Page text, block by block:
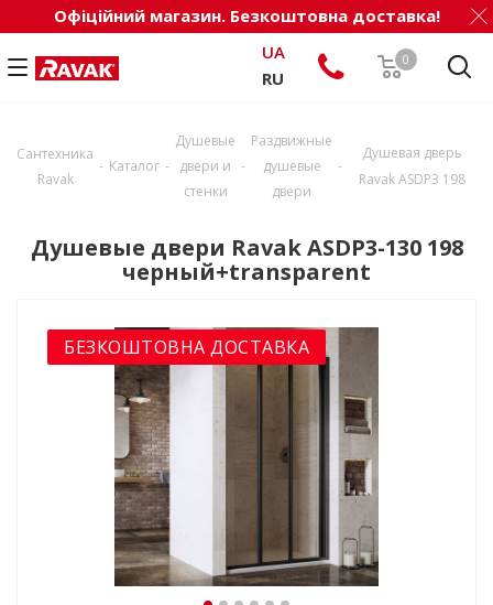
Офіційний магазин. Безкоштовна доставка!
0
UA
RU
Сантехника
Ravak
- Каталог -
Душевые
двери и
стенки
-
Раздвижные
душевые
двери
-
Душевая дверь
Ravak ASDP3 198
Душевые двери Ravak ASDP3-130 198
черный+transparent
БЕЗКОШТОВНА ДОСТАВКА